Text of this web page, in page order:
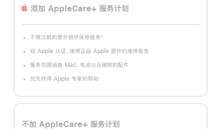
添加 AppleCare+ 服务计划
不限次数的意外损坏保修服务∆
经 Apple 认证、使用正品 Apple 部件的维修服务
服务范围涵盖 Mac、电池以及随附的配件
优先获得 Apple 专家的帮助
不加 AppleCare+ 服务计划